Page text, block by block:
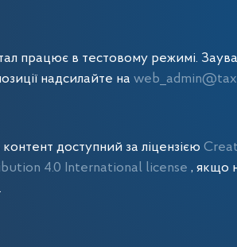
працює в тестовому режимі.
надсилайте на
контент доступний за ліцензією
4.0 International license, якщо